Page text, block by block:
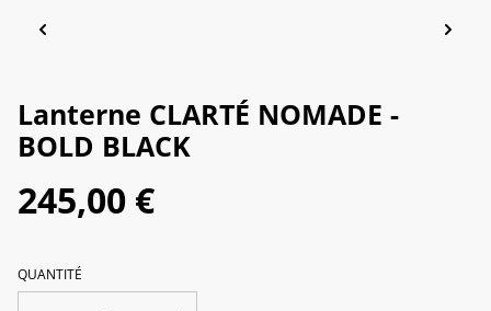
Lanterne CLARTÉ NOMADE -
BOLD BLACK
245,00 €
QUANTITÉ